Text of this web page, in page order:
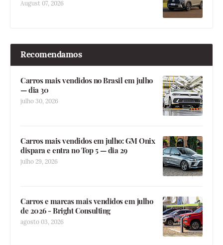
August 07, 2026
Recomendamos
Carros mais vendidos no Brasil em julho
— dia 30
julho 30, 2026
Carros mais vendidos em julho: GM Onix
dispara e entra no Top 5 — dia 29
julho 29, 2026
Carros e marcas mais vendidos em julho
de 2026 - Bright Consulting
agosto 03, 2026